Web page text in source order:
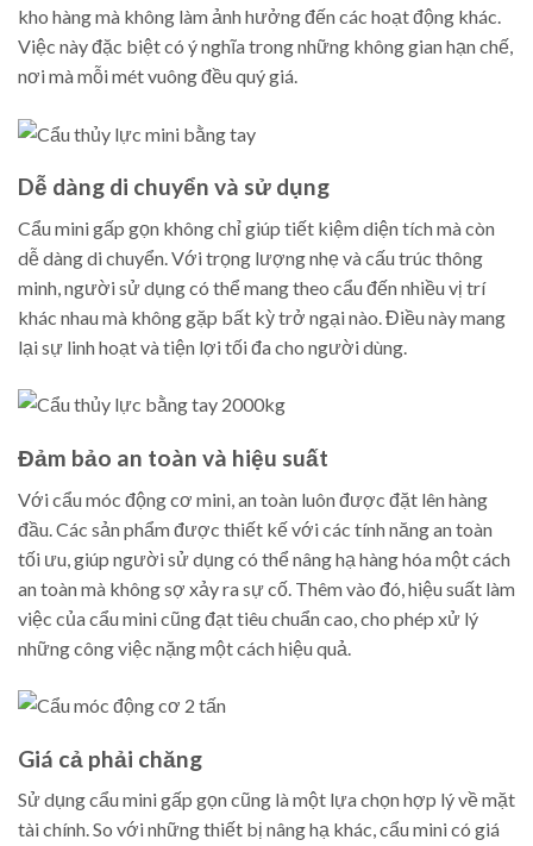
kho hàng mà không làm ảnh hưởng đến các hoạt động khác.
Việc này đặc biệt có ý nghĩa trong những không gian hạn chế,
nơi mà mỗi mét vuông đều quý giá.
Dễ dàng di chuyển và sử dụng
Cẩu mini gấp gọn không chỉ giúp tiết kiệm diện tích mà còn
dễ dàng di chuyển. Với trọng lượng nhẹ và cấu trúc thông
minh, người sử dụng có thể mang theo cẩu đến nhiều vị trí
khác nhau mà không gặp bất kỳ trở ngại nào. Điều này mang
lại sự linh hoạt và tiện lợi tối đa cho người dùng.
Đảm bảo an toàn và hiệu suất
Với cẩu móc động cơ mini, an toàn luôn được đặt lên hàng
đầu. Các sản phẩm được thiết kế với các tính năng an toàn
tối ưu, giúp người sử dụng có thể nâng hạ hàng hóa một cách
an toàn mà không sợ xảy ra sự cố. Thêm vào đó, hiệu suất làm
việc của cẩu mini cũng đạt tiêu chuẩn cao, cho phép xử lý
những công việc nặng một cách hiệu quả.
Giá cả phải chăng
Sử dụng cẩu mini gấp gọn cũng là một lựa chọn hợp lý về mặt
tài chính. So với những thiết bị nâng hạ khác, cẩu mini có giá